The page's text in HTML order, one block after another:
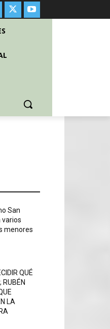
San
varios
menores
QUÉ
RUBÉN
LA